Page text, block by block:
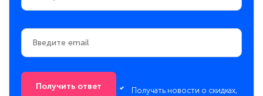
Получить ответ
Получать новости о скидках,